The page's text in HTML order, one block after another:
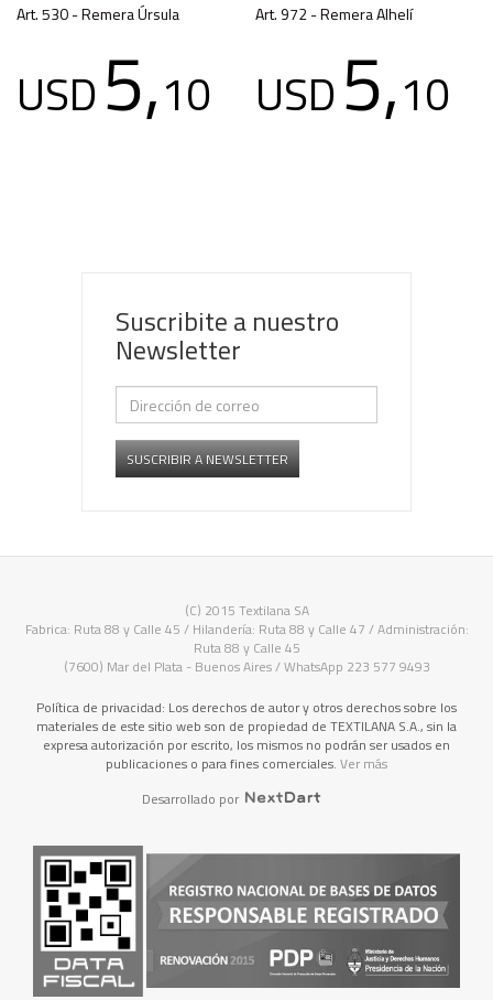
Art. 530 - Remera Úrsula
USD5,10
Art. 972 - Remera Alhelí
USD5,10
Suscribite a nuestro
Newsletter
SUSCRIBIR A NEWSLETTER
(C) 2015 Textilana SA
Fabrica: Ruta 88 y Calle 45 / Hilandería: Ruta 88 y Calle 47 / Administración:
Ruta 88 y Calle 45
(7600) Mar del Plata - Buenos Aires / WhatsApp 223 577 9493
Política de privacidad: Los derechos de autor y otros derechos sobre los
materiales de este sitio web son de propiedad de TEXTILANA S.A., sin la
expresa autorización por escrito, los mismos no podrán ser usados en
publicaciones o para fines comerciales. Ver más
Desarrollado por